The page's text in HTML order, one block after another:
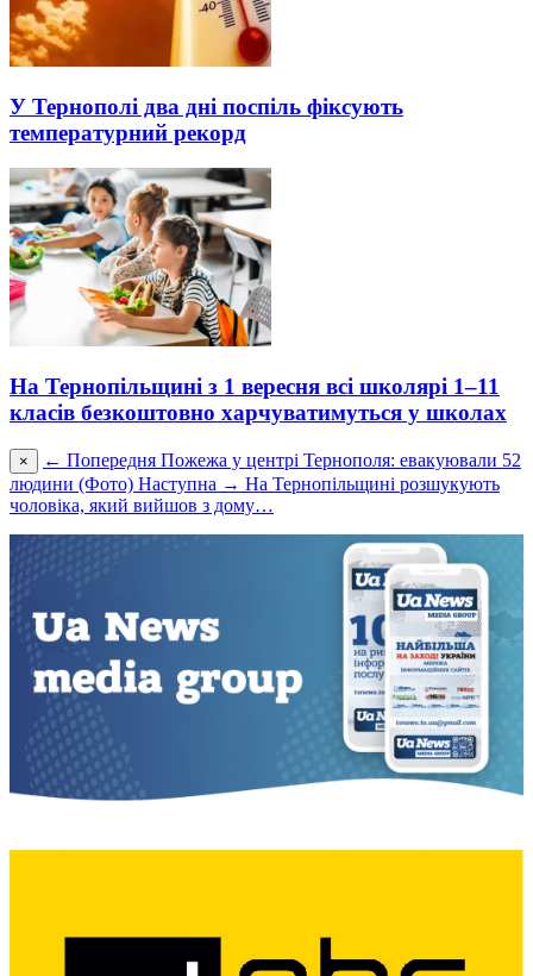
У Тернополі два дні поспіль фіксують
температурний рекорд
На Тернопільщині з 1 вересня всі школярі 1–11
класів безкоштовно харчуватимуться у школах
× ← Попередня Пожежа у центрі Тернополя: евакуювали 52
людини (Фото) Наступна → На Тернопільщині розшукують
чоловіка, який вийшов з дому…